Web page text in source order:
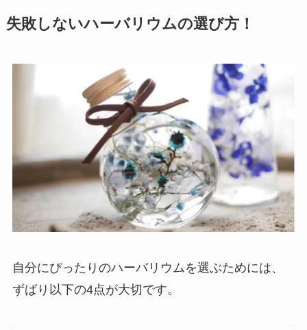
失敗しないハーバリウムの選び方！
自分にぴったりのハーバリウムを選ぶためには、
ずばり以下の4点が大切です。